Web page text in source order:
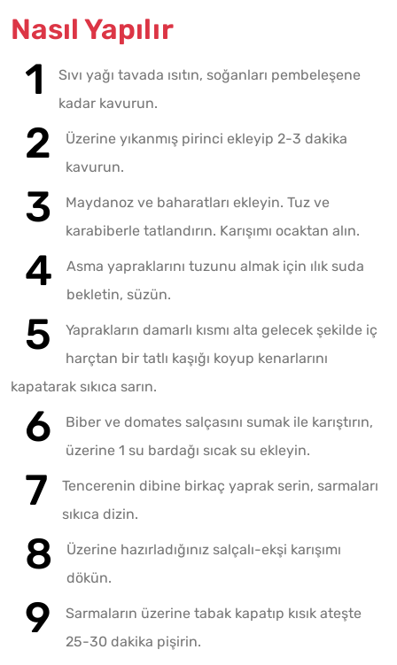
Nasıl Yapılır
Sıvı yağı tavada ısıtın, soğanları pembeleşene
kadar kavurun.
Üzerine yıkanmış pirinci ekleyip 2-3 dakika
kavurun.
Maydanoz ve baharatları ekleyin. Tuz ve
karabiberle tatlandırın. Karışımı ocaktan alın.
Asma yapraklarını tuzunu almak için ılık suda
bekletin, süzün.
Yaprakların damarlı kısmı alta gelecek şekilde iç
harçtan bir tatlı kaşığı koyup kenarlarını
kapatarak sıkıca sarın.
Biber ve domates salçasını sumak ile karıştırın,
üzerine 1 su bardağı sıcak su ekleyin.
Tencerenin dibine birkaç yaprak serin, sarmaları
sıkıca dizin.
Üzerine hazırladığınız salçalı-ekşi karışımı
dökün.
Sarmaların üzerine tabak kapatıp kısık ateşte
25-30 dakika pişirin.